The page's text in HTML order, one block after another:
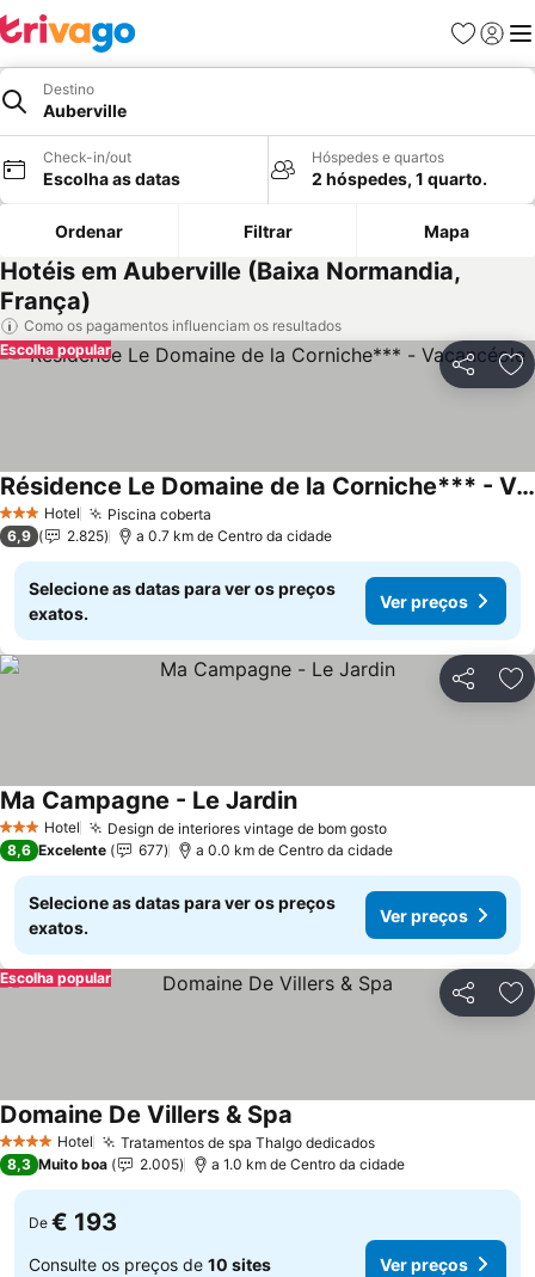
Favoritos
Iniciar
Destino
Auberville
Check-in/out
Escolha as datas
Hóspedes e quartos
2 hóspedes, 1 quarto.
Ordenar Filtrar Mapa
Hotéis em Auberville (Baixa Normandia,
França)
Como os pagamentos influenciam os resultados
Partilhar
Escolha popular
3 EstrelasHotel Piscina coberta
Résidence Le Domaine de la Corniche*** - Vacancéole
6,9 2.825 a 0.7 km de Centro da cidade
Selecione as datas para ver os preços
exatos.
Ver preços
Partilhar
3 EstrelasHotel Design de interiores vintage de bom gosto
Ma Campagne - Le Jardin
8,6 Excelente 677 a 0.0 km de Centro da cidade
Selecione as datas para ver os preços
exatos.
Ver preços
Partilhar
Escolha popular
4 EstrelasHotel Tratamentos de spa Thalgo dedicados
Domaine De Villers & Spa
8,3 Muito boa 2.005 a 1.0 km de Centro da cidade
De € 193
Consulte os preços de 10 sites Ver preços